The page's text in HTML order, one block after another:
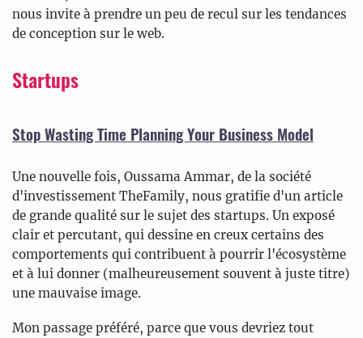
nous invite à prendre un peu de recul sur les tendances
de conception sur le web.
Startups
Stop Wasting Time Planning Your Business Model
Une nouvelle fois, Oussama Ammar, de la société
d'investissement TheFamily, nous gratifie d'un article
de grande qualité sur le sujet des startups. Un exposé
clair et percutant, qui dessine en creux certains des
comportements qui contribuent à pourrir l'écosystème
et à lui donner (malheureusement souvent à juste titre)
une mauvaise image.
Mon passage préféré, parce que vous devriez tout